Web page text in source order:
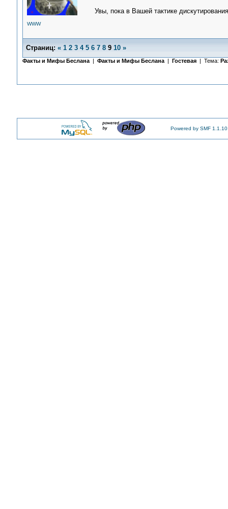
WWW
Увы, пока в Вашей тактике
Страниц: « 1 2 3 4 5 6 7 8 9 10 »
Факты и Мифы Беслана| Факты и Мифы Беслана| Гостевая | Тема:
Powered by SMF 1.1.10